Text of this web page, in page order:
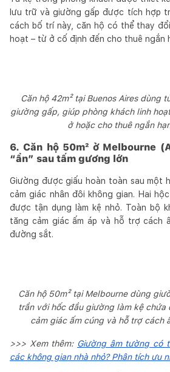
lưu trữ và giường gấp được tích hợp
cách bố trí này, căn hộ có thể thay
hoạt – từ ở cố định đến cho thuê ngắn
Căn hộ 42m² tại Buenos Aires dùng
giường gấp, giúp phòng khách linh
ở hoặc cho thuê ngắn
6. Căn hộ 50m² ở Melbourne
“ẩn” sau tấm gương lớn
Giường được giấu hoàn toàn sau một
cảm giác nhân đôi không gian. Hai
được tận dụng làm kệ nhỏ. Toàn bộ
tăng cảm giác ấm áp và hỗ trợ cách
đường sắt.
Căn hộ 50m² tại Melbourne dùng
trần với hốc đầu giường làm kệ chứa
cảm giác ấm cúng và hỗ trợ cách
>>> Xem thêm: Giường âm tường có
các không gian nhà nhỏ? Phân tích ưu